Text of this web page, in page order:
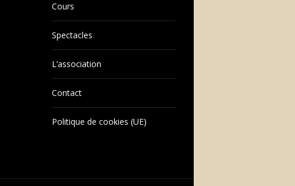
Cours
Spectacles
L’association
Contact
Politique de cookies (UE)